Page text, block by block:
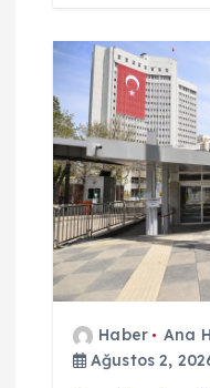
Haber Ana
Ağustos 2,